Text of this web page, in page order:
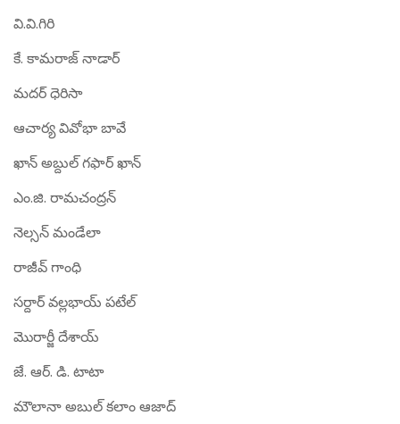
వి.వి.గిరి
కే. కామరాజ్ నాడార్
మదర్ ధెరిసా
ఆచార్య వివోభా బావే
ఖాన్ అబ్దుల్ గఫార్ ఖాన్
ఎం.జి. రామచంద్రన్
నెల్సన్ మండేలా
రాజీవ్ గాంధి
సర్దార్ వల్లభాయ్ పటేల్
మొరార్జీ దేశాయ్
జే. ఆర్. డి. టాటా
మౌలానా అబుల్ కలాం ఆజాద్